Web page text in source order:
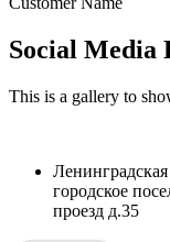
Social Media
This is a gallery to
городское
проезд д.35